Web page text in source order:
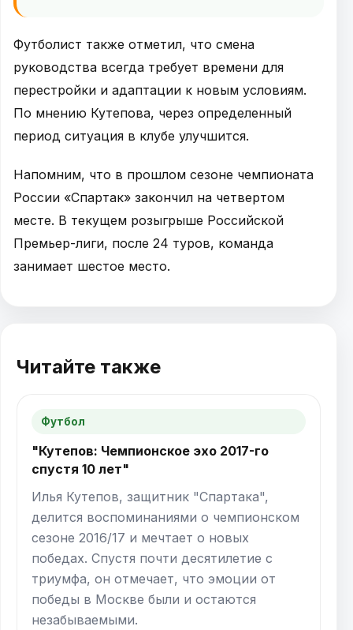
Футболист также отметил, что смена
руководства всегда требует времени для
перестройки и адаптации к новым условиям.
По мнению Кутепова, через определенный
период ситуация в клубе улучшится.
Напомним, что в прошлом сезоне чемпионата
России «Спартак» закончил на четвертом
месте. В текущем розыгрыше Российской
Премьер-лиги, после 24 туров, команда
занимает шестое место.
Читайте также
Футбол
"Кутепов: Чемпионское эхо 2017-го
спустя 10 лет"
Илья Кутепов, защитник "Спартака",
делится воспоминаниями о чемпионском
сезоне 2016/17 и мечтает о новых
победах. Спустя почти десятилетие с
триумфа, он отмечает, что эмоции от
победы в Москве были и остаются
незабываемыми.